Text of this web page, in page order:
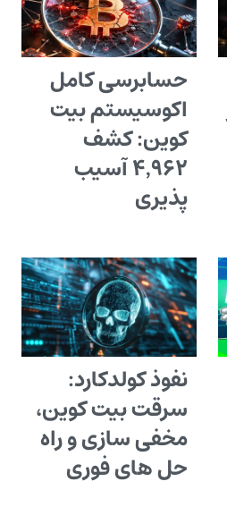
حسابرسی کامل
اکوسیستم بیت
کوین: کشف
۴٬۹۶۲ آسیب
پذیری
نفوذ کولدکارد:
سرقت بیت کوین،
مخفی سازی و راه
حل های فوری